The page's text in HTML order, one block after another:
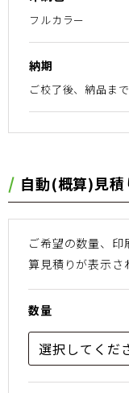
フルカラー
納期
ご校了後、納品ま
⾃動(概算)⾒積
ご希望の数量、印
算⾒積りが表⽰さ
数量